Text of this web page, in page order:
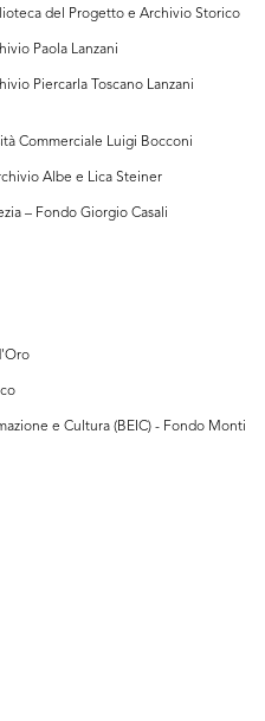
del Progetto e Archivio Storico
Paola Lanzani
Piercarla Toscano Lanzani
Commerciale Luigi Bocconi
Albe e Lica Steiner
– Fondo Giorgio Casali
e Cultura (BEIC) - Fondo Monti